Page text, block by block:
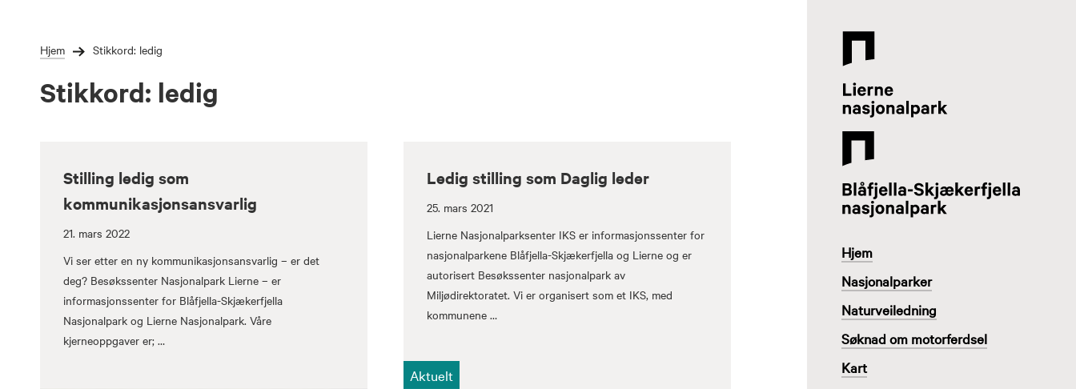
innholdetHjem Stikkord: ledig
Stikkord: ledig
Stilling ledig som
kommunikasjonsansvarlig
21. mars 2022
Vi ser etter en ny kommunikasjonsansvarlig – er det
deg? Besøkssenter Nasjonalpark Lierne – er
informasjonssenter for Blåfjella-Skjækerfjella
Nasjonalpark og Lierne Nasjonalpark. Våre
kjerneoppgaver er; …
Aktuelt
Ledig stilling som Daglig leder
25. mars 2021
Lierne Nasjonalparksenter IKS er informasjonssenter for
nasjonalparkene Blåfjella-Skjækerfjella og Lierne og er
autorisert Besøkssenter nasjonalpark av
Miljødirektoratet. Vi er organisert som et IKS, med
kommunene …
Lierne
Nasjonalparksenter
Hjem
Nasjonalparker
Naturveiledning
Søknad om motorferdsel
Kart